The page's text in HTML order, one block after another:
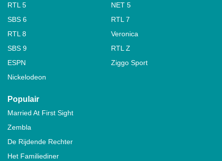
RTL 5
NET 5
SBS 6
RTL 7
RTL 8
Veronica
SBS 9
RTL Z
ESPN
Ziggo Sport
Nickelodeon
Populair
Married At First Sight
Zembla
De Rijdende Rechter
Het Familiediner